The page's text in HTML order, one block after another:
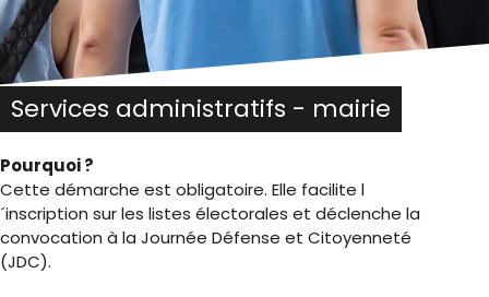
Services administratifs - mairie
Pourquoi ?
Cette démarche est obligatoire. Elle facilite l
´inscription sur les listes électorales et déclenche la
convocation à la Journée Défense et Citoyenneté
(JDC).